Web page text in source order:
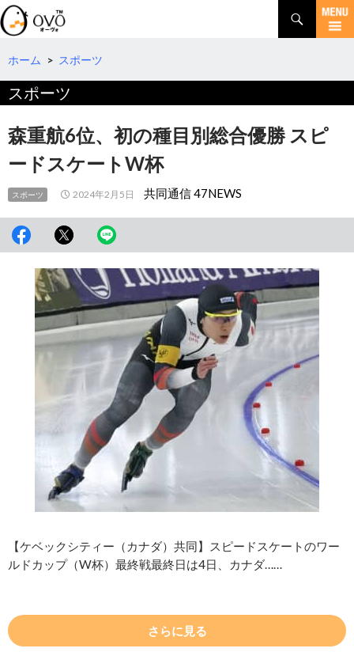
検
索
コ
テ
へ
移
動
ホーム > スポーツ
スポーツ
森重航6位、初の種目別総合優勝 スピ
ードスケートW杯
スポーツ 2024年2月5日 共同通信 47NEWS
【ケベックシティー（カナダ）共同】スピードスケートのワー
ルドカップ（W杯）最終戦最終日は4日、カナダ……
さらに見る